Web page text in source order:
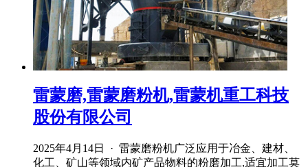
雷蒙磨,雷蒙磨粉机,雷蒙机重工科技
股份有限公司
2025年4月14日 · 雷蒙磨粉机广泛应用于冶金、建材、
化工、矿山等领域内矿产品物料的粉磨加工,适宜加工莫